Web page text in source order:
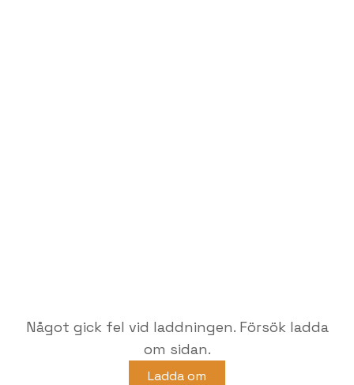
Något gick fel vid laddningen. Försök ladda
om sidan.
Ladda om